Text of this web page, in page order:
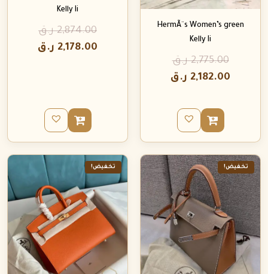
HermÃ¨s Women’s green
Kelly Ii
2,775.00 ر.ق
2,182.00 ر.ق
Kelly Ii
2,874.00 ر.ق
2,178.00 ر.ق
تخفيض! تخفيض!